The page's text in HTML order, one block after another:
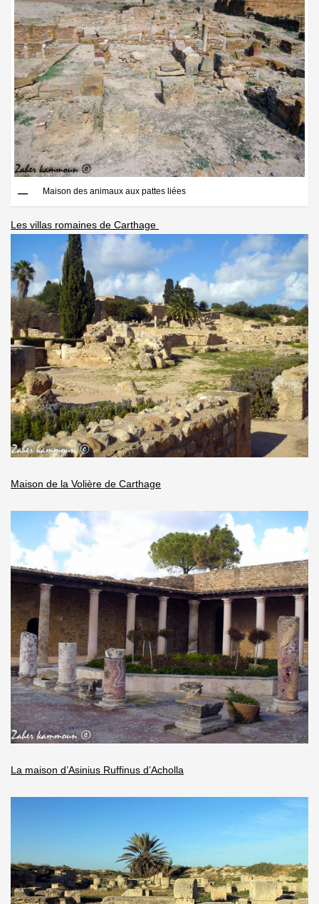
Maison des animaux aux pattes liées
Les villas romaines de Carthage
Maison de la Volière de Carthage
La maison d’Asinius Ruffinus d’Acholla